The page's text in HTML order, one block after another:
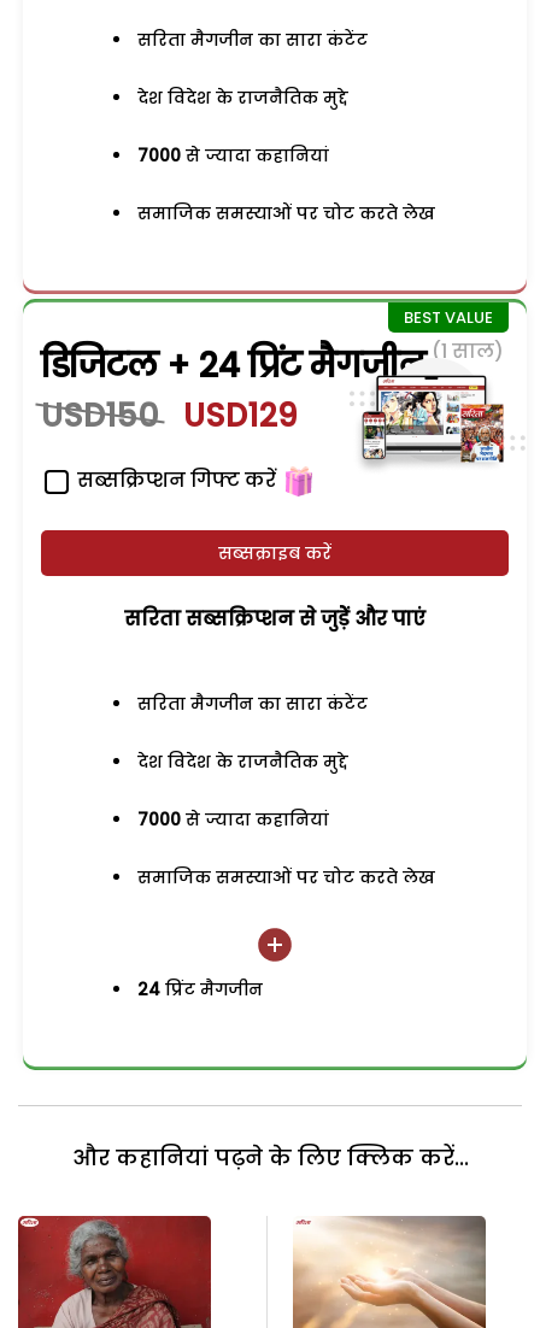
सरिता मैगजीन का सारा कंटेंट
देश विदेश के राजनैतिक मुद्दे
7000 से ज्यादा कहानियां
समाजिक समस्याओं पर चोट करते लेख
डिजिटल + 24 प्रिंट मैगजीन (1 साल)
USD150 USD129
सब्सक्रिप्शन गिफ्ट करें
सब्सक्राइब करें
सरिता सब्सक्रिप्शन से जुड़ेें और पाएं
सरिता मैगजीन का सारा कंटेंट
देश विदेश के राजनैतिक मुद्दे
7000 से ज्यादा कहानियां
समाजिक समस्याओं पर चोट करते लेख
24 प्रिंट मैगजीन
और कहानियां पढ़ने के लिए क्लिक करें...